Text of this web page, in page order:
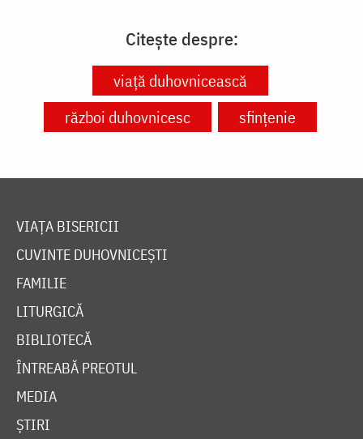
Citește despre:
viață duhovnicească
război duhovnicesc
sfințenie
VIAȚA BISERICII
CUVINTE DUHOVNICEȘTI
FAMILIE
LITURGICĂ
BIBLIOTECĂ
ÎNTREABĂ PREOTUL
MEDIA
ȘTIRI